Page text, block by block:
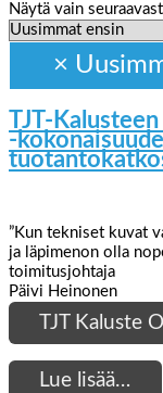
Näytä vain
TJT-
-
”Kun tekniset kuvat
ja läpimenon olla
toimitusjohtaja
Päivi Heinonen
TJT Kaluste
Lue lisää…